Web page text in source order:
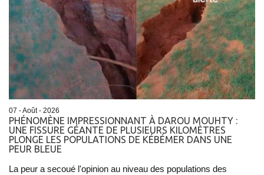
07 - Août - 2026
PHÉNOMÈNE IMPRESSIONNANT À DAROU MOUHTY :
UNE FISSURE GÉANTE DE PLUSIEURS KILOMÈTRES
PLONGE LES POPULATIONS DE KÉBÉMER DANS UNE
PEUR BLEUE
La peur a secoué l'opinion au niveau des populations des